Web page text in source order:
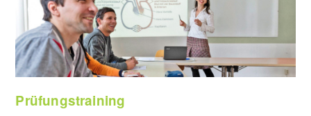
Prüfungstraining